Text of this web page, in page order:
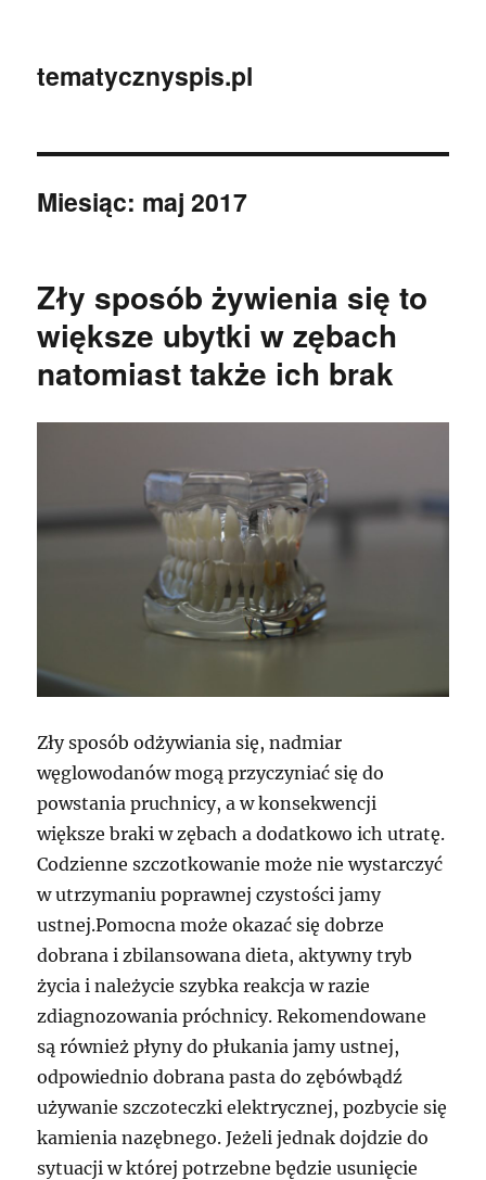
tematycznyspis.pl
Miesiąc: maj 2017
Zły sposób żywienia się to
większe ubytki w zębach
natomiast także ich brak
Zły sposób odżywiania się, nadmiar
węglowodanów mogą przyczyniać się do
powstania pruchnicy, a w konsekwencji
większe braki w zębach a dodatkowo ich utratę.
Codzienne szczotkowanie może nie wystarczyć
w utrzymaniu poprawnej czystości jamy
ustnej.Pomocna może okazać się dobrze
dobrana i zbilansowana dieta, aktywny tryb
życia i należycie szybka reakcja w razie
zdiagnozowania próchnicy. Rekomendowane
są również płyny do płukania jamy ustnej,
odpowiednio dobrana pasta do zębówbądź
używanie szczoteczki elektrycznej, pozbycie się
kamienia nazębnego. Jeżeli jednak dojdzie do
sytuacji w której potrzebne będzie usunięcie